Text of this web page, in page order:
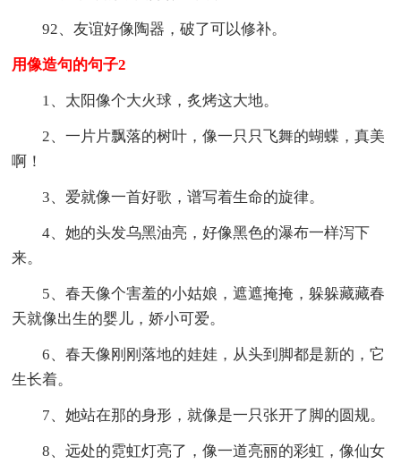
92、友谊好像陶器，破了可以修补。
用像造句的句子2
1、太阳像个大火球，炙烤这大地。
2、一片片飘落的树叶，像一只只飞舞的蝴蝶，真美
啊！
3、爱就像一首好歌，谱写着生命的旋律。
4、她的头发乌黑油亮，好像黑色的瀑布一样泻下
来。
5、春天像个害羞的小姑娘，遮遮掩掩，躲躲藏藏春
天就像出生的婴儿，娇小可爱。
6、春天像刚刚落地的娃娃，从头到脚都是新的，它
生长着。
7、她站在那的身形，就像是一只张开了脚的圆规。
8、远处的霓虹灯亮了，像一道亮丽的彩虹，像仙女